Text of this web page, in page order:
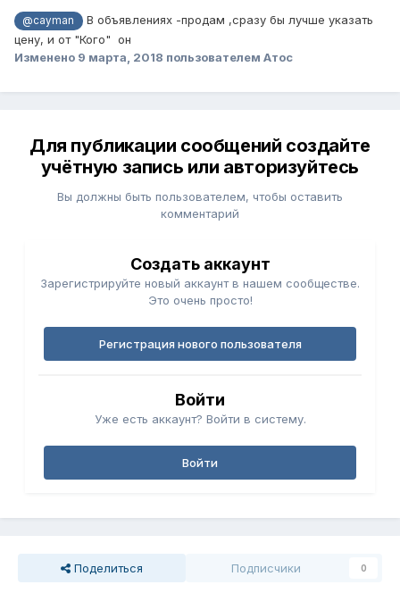
@cayman
В объявлениях -продам ,сразу бы лучше указать
цену, и от "Кого" он
Изменено 9 марта, 2018 пользователем Атос
Для публикации сообщений создайте
учётную запись или авторизуйтесь
Вы должны быть пользователем, чтобы оставить
комментарий
Создать аккаунт
Зарегистрируйте новый аккаунт в нашем сообществе.
Это очень просто!
Регистрация нового пользователя
Войти
Уже есть аккаунт? Войти в систему.
Войти
Поделиться Подписчики 0